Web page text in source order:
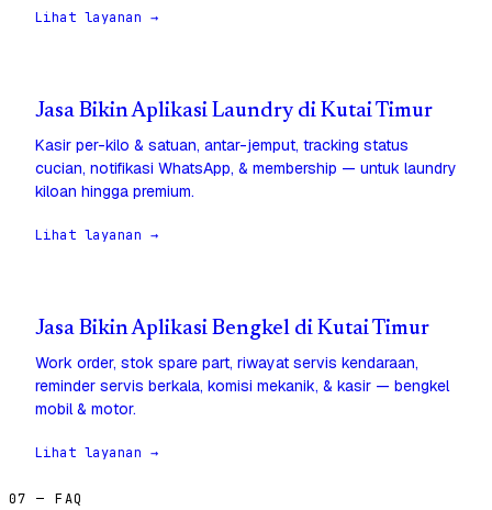
Lihat layanan →
Jasa Bikin Aplikasi Laundry di Kutai Timur
Kasir per-kilo & satuan, antar-jemput, tracking status
cucian, notifikasi WhatsApp, & membership — untuk laundry
kiloan hingga premium.
Lihat layanan →
Jasa Bikin Aplikasi Bengkel di Kutai Timur
Work order, stok spare part, riwayat servis kendaraan,
reminder servis berkala, komisi mekanik, & kasir — bengkel
mobil & motor.
Lihat layanan →
07 — FAQ